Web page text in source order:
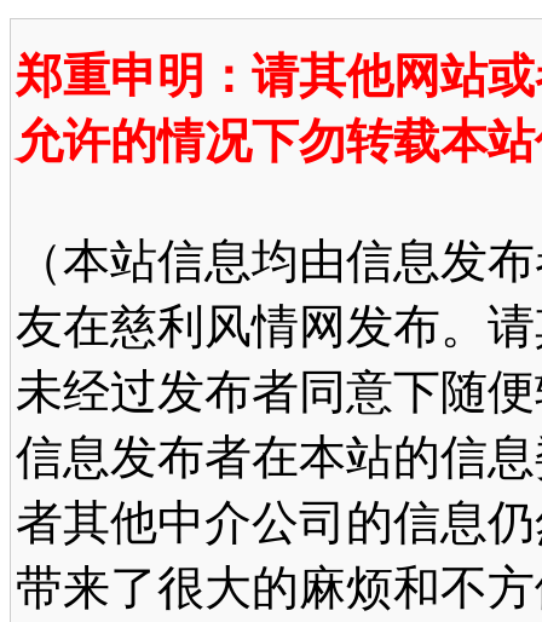
郑重申明：请其他网站
允许的情况下勿转载本
（本站信息均由信息发
友在慈利风情网发布。
未经过发布者同意下随
信息发布者在本站的信
者其他中介公司的信息
带来了很大的麻烦和不